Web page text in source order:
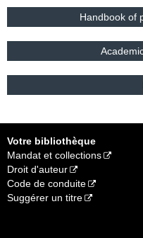
Handbook of
Mandat et collections
Droit d'auteur
Code de conduite
Suggérer un titre